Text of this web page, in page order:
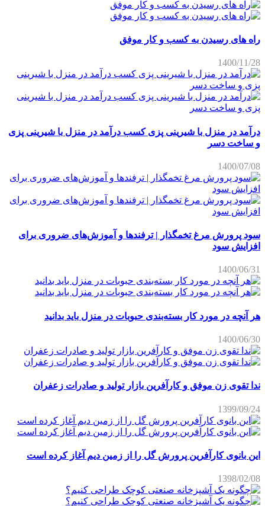
راه های رسیدن به کسب و کار موفق
1400/11/28
درآمد در منزل با شیرینی پزی کسب درآمد در منزل با شیرینی پزی
و ساخت دسر
1400/07/08
سود پرورش مرغ تخمگذار | ترفندها و آموزش‌های ضروری برای
افزایش سود
1400/06/31
هر آنچه در مورد کار بسته‌بندی حبوبات در منزل باید بدانید
1400/06/30
ندا تقوی زن موفق و کارآفرین بازار تولید و صادرات زعفران
1399/09/24
این بانوی کارآفرین پرورش گل را از زمین دیم آغاز کرده است
1398/02/08